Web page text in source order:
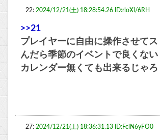
22: 2024/12/21(土) 18:28:54.26 ID:rloXl/6RH
>>21
プレイヤーに自由に操作させて
んだら季節のイベントで良くない
カレンダー無くても出来るじゃろ
27: 2024/12/21(土) 18:36:31.13 ID:FclN6yFO0